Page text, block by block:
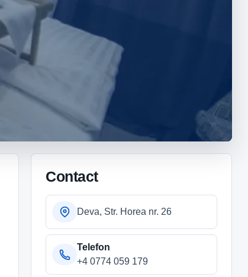
Contact
Deva, Str. Horea nr. 26
Telefon
+4 0774 059 179